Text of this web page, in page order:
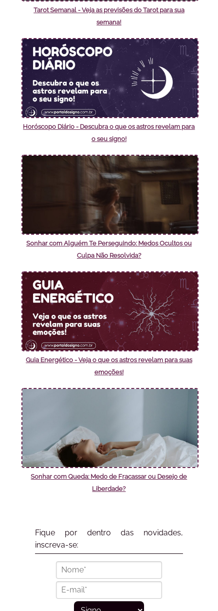
Tarot Semanal - Veja as previsões do Tarot para sua
semana!
Horóscopo Diário - Descubra o que os astros revelam para
o seu signo!
Sonhar com Alguém Te Perseguindo: Medos Ocultos ou
Culpa Não Resolvida?
Guia Energético - Veja o que os astros revelam para suas
emoções!
Sonhar com Queda: Medo de Fracassar ou Desejo de
Liberdade?
Fique por dentro das novidades,
inscreva-se: